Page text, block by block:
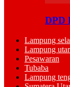
DPD
Lampung
Lampung
Pesawaran
Tubaba
Lampung